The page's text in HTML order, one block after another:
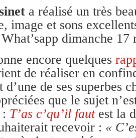
a réalisé un très
image et sons
dimanche
encore quelques
de réaliser en
de ses superbes
que le sujet
T’as c’qu’il faut est la
recevoir : «